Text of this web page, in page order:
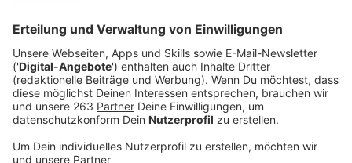
Veröffentlicht: Dienstag, 08.11.2022 04:15
Anzeige